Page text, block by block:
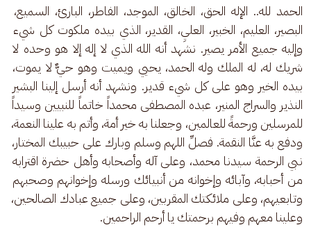
الحمد لله.. الإله الحق، الخالق، الموجد، الفاطر، البارئ، السميع،
البصير، العليم، الخبير، العليِ، القدير، الذي بيده ملكوت كل شيء
وإليه جميع الأمر يصير. نشهد أنه الله الذي لا إله إلا هو وحده لا
شريك له، له الملك وله الحمد، يحيي ويميت وهو حيٌّ لا يموت،
بيده الخير وهو على كل شيء قدير. ونشهد أنه أرسل إلينا البشير
النذير والسراج المنير، عبده المصطفى محمداً خاتماً للنبيين وسيداً
للمرسلين ورحمةً للعالمين، وجعلنا به خير أمة، وأتم به علينا النعمة،
ودفع به عنَّا النقمة. فصلِّ اللهم وسلم وبارك على حبيبك المختار،
نبي الرحمة سيدنا محمد، وعلى آله وأصحابه وأهل حضرة اقترابه
من أحبابه، وآبائه وإخوانه من أنبيائك ورسله وإخوانهم وصحبهم
وتابعيهم، وعلى ملائكتك المقربين، وعلى جميع عبادك الصالحين،
وعلينا معهم وفيهم برحمتك يا أرحم الراحمين.